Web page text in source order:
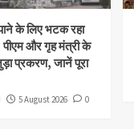
के लिए भटक रहा
पीएम और गृह मंत्री के
प्रकरण, जानें पूरा
5 August 2026 0